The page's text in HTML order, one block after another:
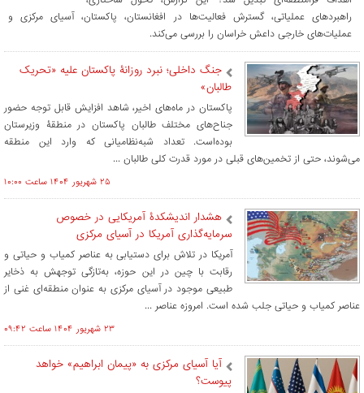
راهبردهای عملیاتی، گسترش فعالیت‌ها در افغانستان، پاکستان، آسیای مرکزی و
عملیات‌های خارجی داعش خراسان را بررسی می‌کند.
جنگ داخلی؛ نبرد روزانۀ پاکستان علیه «تحریک
طالبان»
پاکستان در ماه‌های اخیر، شاهد افزایش قابل توجه حضور
جناح‌های مختلف طالبان پاکستان در منطقۀ وزیرستان
بوده‌است. تعداد شبه‌نظامیانی که وارد این منطقه
می‌شوند، حتی از تخمین‌های قبلی در مورد قدرت کلی طالبان ...
۲۵ شهريور ۱۴۰۴ ساعت ۱۰:۰۰
هشدار اندیشکدۀ آمریکایی در خصوص
سرمایه‌گذاری آمریکا در آسیای مرکزی
آمریکا در تلاش برای دستیابی به عناصر کمیاب و حیاتی و
رقابت با چین در این حوزه، به‌تازگی توجهش به ذخایر
طبیعی موجود در آسیای مرکزی به عنوان منطقه‌ای غنی از
عناصر کمیاب و حیاتی جلب شده است. امروزه عناصر ...
۲۳ شهريور ۱۴۰۴ ساعت ۰۹:۴۲
​آیا آسیای مرکزی به «پیمان ابراهیم» خواهد
پیوست؟